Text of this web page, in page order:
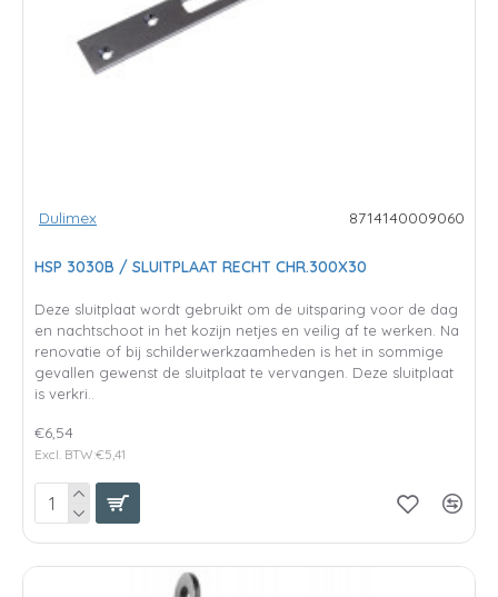
Dulimex 8714140009060
HSP 3030B / SLUITPLAAT RECHT CHR.300X30
Deze sluitplaat wordt gebruikt om de uitsparing voor de dag
en nachtschoot in het kozijn netjes en veilig af te werken. Na
renovatie of bij schilderwerkzaamheden is het in sommige
gevallen gewenst de sluitplaat te vervangen. Deze sluitplaat
is verkri..
€6,54
Excl. BTW:€5,41